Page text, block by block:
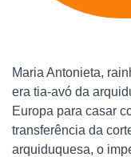
Maria Antonieta,
era tia-avó da
Europa para casar
transferência da
arquiduquesa, o